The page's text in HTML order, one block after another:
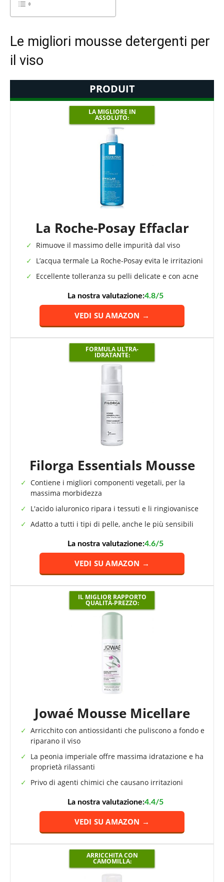
Le migliori mousse detergenti per
il viso
PRODUIT
LA MIGLIORE IN
ASSOLUTO:
La Roche-Posay Effaclar
Rimuove il massimo delle impurità dal viso
L’acqua termale La Roche-Posay evita le irritazioni
Eccellente tolleranza su pelli delicate e con acne
La nostra valutazione:4.8/5
VEDI SU AMAZON →
FORMULA ULTRA-
IDRATANTE:
Filorga Essentials Mousse
Contiene i migliori componenti vegetali, per la
massima morbidezza
L'acido ialuronico ripara i tessuti e li ringiovanisce
Adatto a tutti i tipi di pelle, anche le più sensibili
La nostra valutazione:4.6/5
VEDI SU AMAZON →
IL MIGLIOR RAPPORTO
QUALITÀ-PREZZO:
Jowaé Mousse Micellare
Arricchito con antiossidanti che puliscono a fondo e
riparano il viso
La peonia imperiale offre massima idratazione e ha
proprietà rilassanti
Privo di agenti chimici che causano irritazioni
La nostra valutazione:4.4/5
VEDI SU AMAZON →
ARRICCHITA CON
CAMOMILLA: